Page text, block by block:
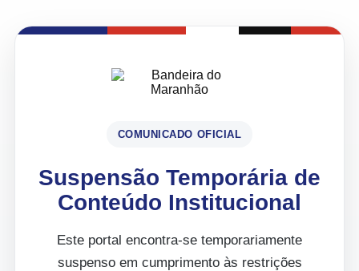
COMUNICADO OFICIAL
Suspensão Temporária de
Conteúdo Institucional
Este portal encontra-se temporariamente
suspenso em cumprimento às restrições